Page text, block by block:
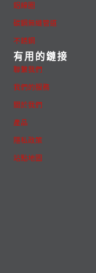
鋁線圈
碳鋼無縫管道
不銹鋼
有用的鏈接
聯繫我們
我們的服務
關於我們
產品
隱私政策
站點地圖